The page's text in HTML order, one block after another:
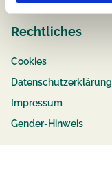
Rechtliches
Cookies
Datenschutzerklärung
Impressum
Gender-Hinweis